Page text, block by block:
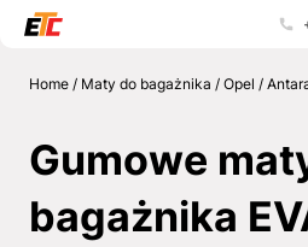
Home/ Maty do bagażnika / Opel /
Gumowe
bagażnika